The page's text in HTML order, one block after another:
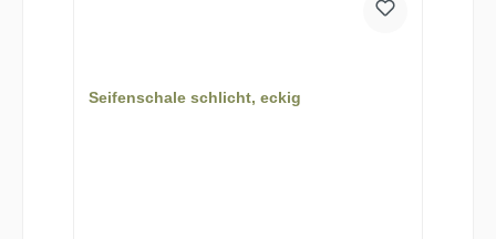
Seifenschale schlicht, eckig